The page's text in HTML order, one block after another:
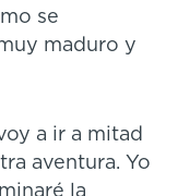
se
maduro y
a ir a mitad
aventura. Yo
la